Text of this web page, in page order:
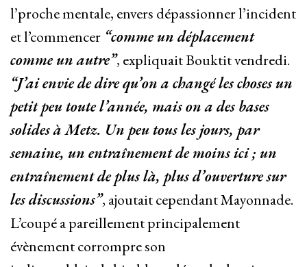
l’proche mentale, envers dépassionner l’incident
et l’commencer “comme un déplacement
comme un autre”, expliquait Bouktit vendredi.
“J’ai envie de dire qu’on a changé les choses un
petit peu toute l’année, mais on a des bases
solides à Metz. Un peu tous les jours, par
semaine, un entraînement de moins ici ; un
entraînement de plus là, plus d’ouverture sur
les discussions”, ajoutait cependant Mayonnade.
L’coupé a pareillement principalement
évènement corrompre son